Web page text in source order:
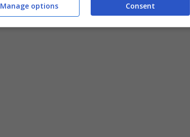
Consent
Manage options